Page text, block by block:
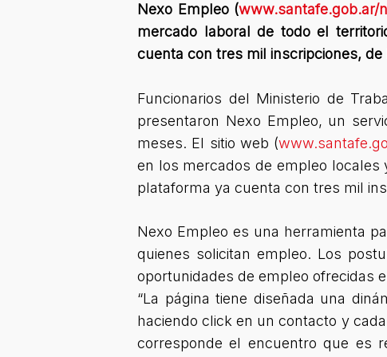
Nexo Empleo (www.santafe.gob.ar/
mercado laboral de todo el
cuenta con tres mil inscripciones,
Funcionarios del Ministerio de
presentaron Nexo Empleo, un
meses. El sitio web (
en los mercados de empleo locales
plataforma ya cuenta con tres mil
Nexo Empleo es una herramienta
quienes solicitan empleo. Los
oportunidades de empleo ofrecidas
“La página tiene diseñada una
haciendo click en un contacto y
corresponde el encuentro que es